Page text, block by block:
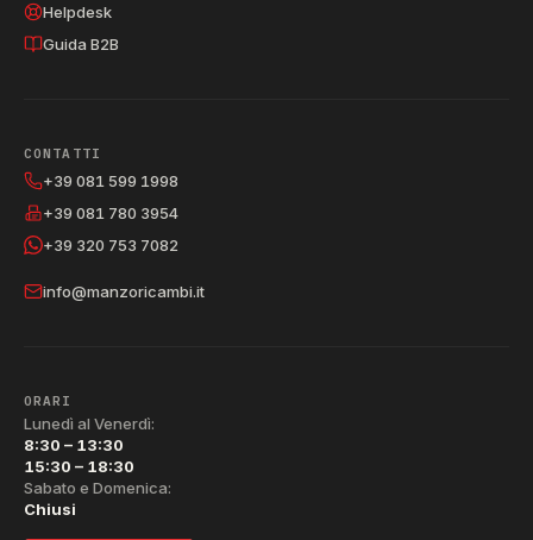
Helpdesk
Guida B2B
CONTATTI
+39 081 599 1998
+39 081 780 3954
+39 320 753 7082
info@manzoricambi.it
ORARI
Lunedì al Venerdì:
8:30 – 13:30
15:30 – 18:30
Sabato e Domenica:
Chiusi